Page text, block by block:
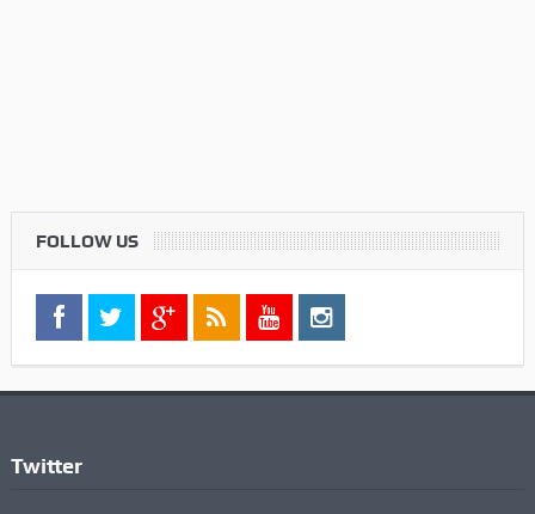
FOLLOW US
Twitter